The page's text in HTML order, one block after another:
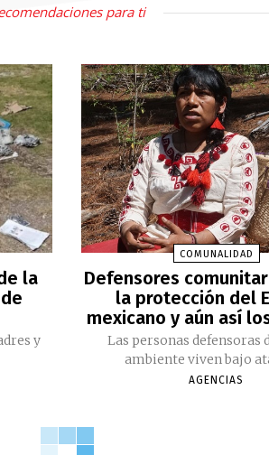
para ti
la
y
COMUNALIDAD
Defensores
la protección del
mexicano y aún así
Las personas defensoras
ambiente viven bajo
AGENCIAS